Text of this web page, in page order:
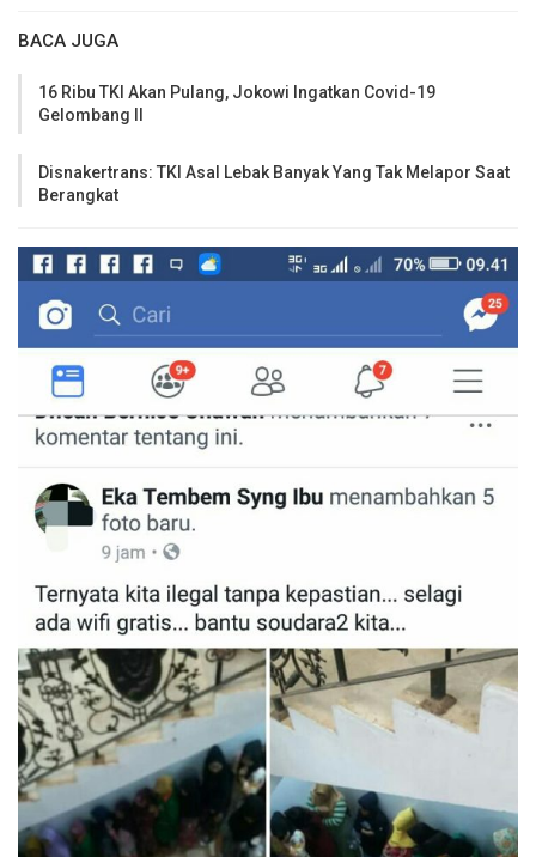
BACA JUGA
16 Ribu TKI Akan Pulang, Jokowi Ingatkan Covid-19
Gelombang II
Disnakertrans: TKI Asal Lebak Banyak Yang Tak Melapor Saat
Berangkat